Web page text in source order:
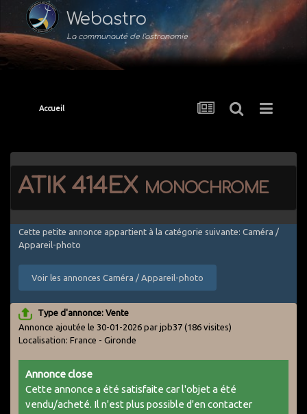
Webastro
La communauté de l'astronomie
Accueil
ATIK 414EX monochrome
Cette petite annonce appartient à la catégorie suivante: Caméra /
Appareil-photo
Voir les annonces Caméra / Appareil-photo
Type d'annonce: Vente
Annonce ajoutée le 30-01-2026 par jpb37 (186 visites)
Localisation: France - Gironde
Annonce close
Cette annonce a été satisfaite car l'objet a été
vendu/acheté. Il n'est plus possible d'en contacter